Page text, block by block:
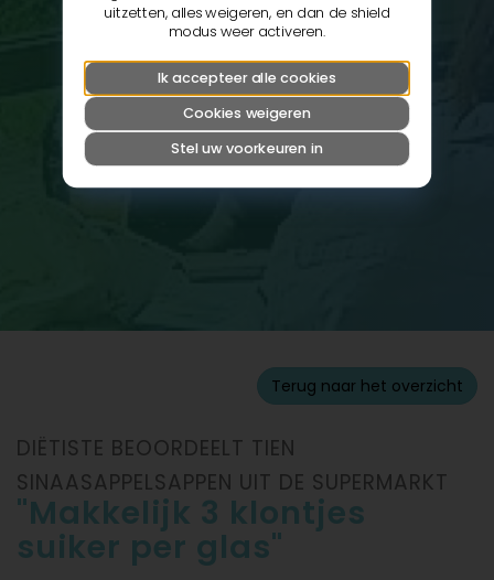
Terug naar het overzicht
DIËTISTE BEOORDEELT TIEN
SINAASAPPELSAPPEN UIT DE SUPERMARKT
"Makkelijk 3 klontjes
suiker per glas"
uitzetten, alles weigeren, en dan de shield
modus weer activeren.
Ik accepteer alle cookies
Cookies weigeren
Stel uw voorkeuren in